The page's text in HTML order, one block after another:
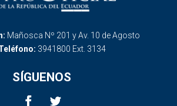
Mañosca Nº 201 y Av. 10 de Agosto
3941800 Ext. 3134
SÍGUENOS